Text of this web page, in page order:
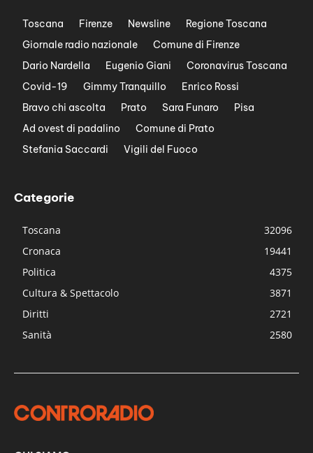
Toscana Firenze Newsline
Regione Toscana
Giornale radio nazionale
Comune di Firenze
Dario Nardella
Eugenio Giani
Coronavirus Toscana
Covid-19
Gimmy Tranquillo
Enrico Rossi
Bravo chi ascolta
Prato Sara Funaro
Pisa
Ad ovest di padalino
Comune di Prato
Stefania Saccardi
Vigili del Fuoco
Categorie
Toscana
32096
Cronaca
19441
Politica
4375
Cultura & Spettacolo
3871
Diritti
2721
Sanità
2580